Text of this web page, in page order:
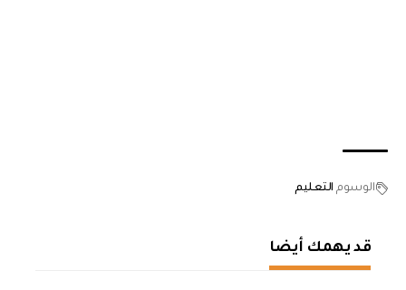
الوسوم التعليم
قد يهمك أيضا